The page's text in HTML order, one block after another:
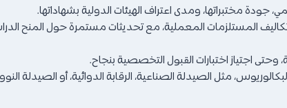
جودة مختبراتها، ومدى اعتراف الهيئات الدولية بشهاداتها.
المستلزمات المعملية، مع تحديثات مستمرة حول المنح
اجتياز اختبارات القبول التخصصية بنجاح.
مثل الصيدلة الصناعية، الرقابة الدوائية، أو الصيدلة